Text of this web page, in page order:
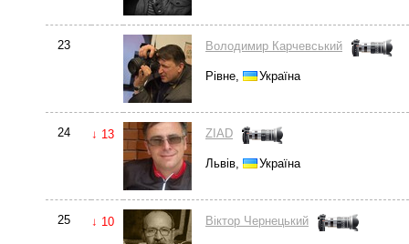
23 Володимир Карчевський
Рівне, Україна
24 ↓ 13 ZIAD
Львів, Україна
25 ↓ 10 Віктор Чернецький